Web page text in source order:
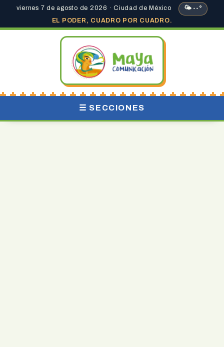
viernes 7 de agosto de 2026 · Ciudad de México
🌤 --°
EL PODER, CUADRO POR CUADRO.
☰ SECCIONES